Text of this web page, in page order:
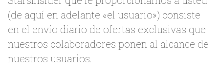
(de aquí en adelante «el usuario») consiste
en el envío diario de ofertas exclusivas que
nuestros colaboradores ponen al alcance de
nuestros usuarios.